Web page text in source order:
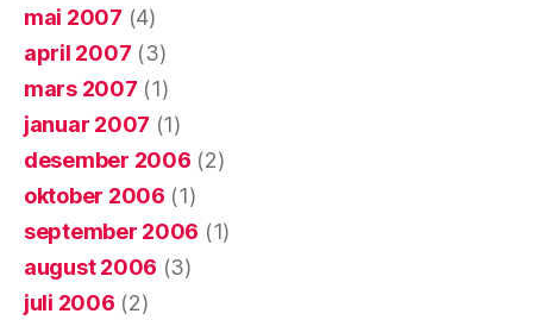
mai 2007 (4)
april 2007 (3)
mars 2007 (1)
januar 2007 (1)
desember 2006 (2)
oktober 2006 (1)
september 2006 (1)
august 2006 (3)
juli 2006 (2)